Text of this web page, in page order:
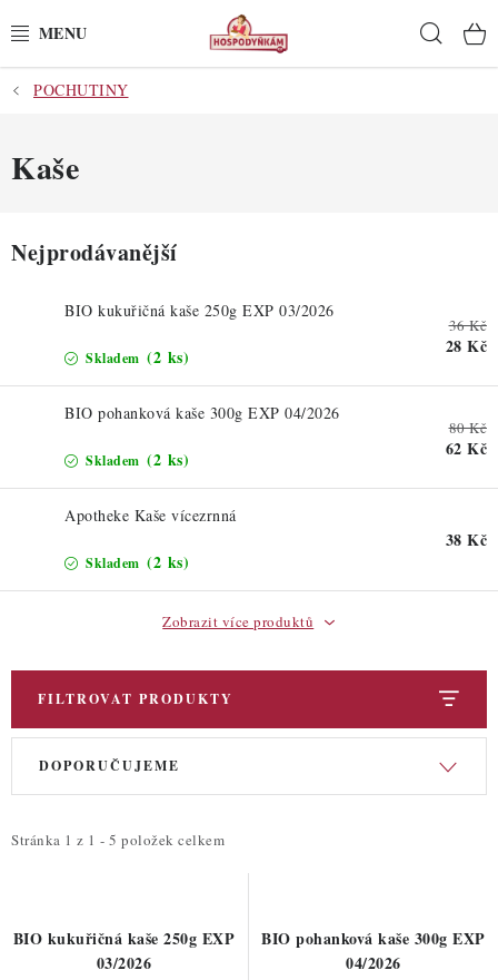
na
POTŘEBY
POMŮCKY
DEKORACE
DO KUCHYNĚ
DÁRKOVÉ POUKAZY
TÉMATICKÉ PRODUKTY
PROFI BALENÍ
NOVÉ ZBOŽÍ
ZNAČKY
Nepřevzetí zásilky na dobírku
POCHUTINY
Kaše
Nejprodávanější
BIO kukuřičná kaše 250g EXP 03/2026
Skladem (2 ks)
36 Kč
28 Kč
BIO pohanková kaše 300g EXP 04/2026
Skladem (2 ks)
80 Kč
62 Kč
Apotheke Kaše vícezrnná
Skladem (2 ks)
38 Kč
Zobrazit více produktů
FILTROVAT PRODUKTY
V
i
r
Stránka 1 z 1 - 5 položek celkem
Ř
e
p
DOPORUČUJEME
BIO kukuřičná kaše 250g EXP
03/2026
BIO pohanková kaše 300g EXP
04/2026